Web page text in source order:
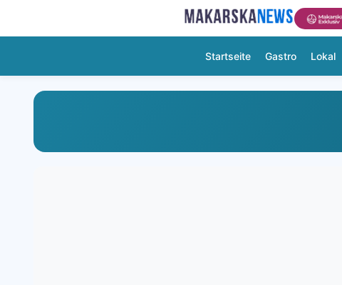
Startseite Gastro Lokal